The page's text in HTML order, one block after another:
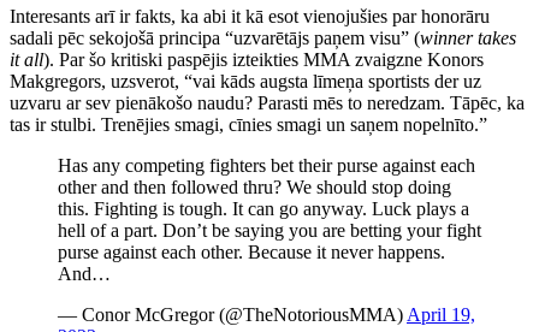
Interesants arī ir fakts, ka abi it kā esot vienojušies par honorāru
sadali pēc sekojošā principa “uzvarētājs paņem visu” (winner takes
it all). Par šo kritiski paspējis izteikties MMA zvaigzne Konors
Makgregors, uzsverot, “vai kāds augsta līmeņa sportists der uz
uzvaru ar sev pienākošo naudu? Parasti mēs to neredzam. Tāpēc, ka
tas ir stulbi. Trenējies smagi, cīnies smagi un saņem nopelnīto.”
Has any competing fighters bet their purse against each
other and then followed thru? We should stop doing
this. Fighting is tough. It can go anyway. Luck plays a
hell of a part. Don’t be saying you are betting your fight
purse against each other. Because it never happens.
And…
— Conor McGregor (@TheNotoriousMMA)April 19,